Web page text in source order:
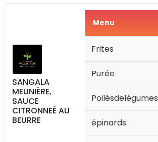
SANGALA
MEUNIÈRE,
SAUCE
CITRONNEÉ AU
BEURRE
Menu
Frites
Purée
Poilésdelégumes
épinards